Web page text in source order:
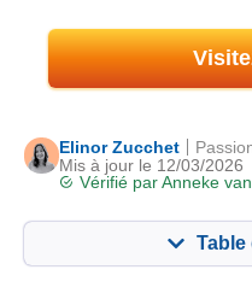
Elinor Zucchet
Mis à jour le 12/03/2026
Vérifié parAnneke
Table